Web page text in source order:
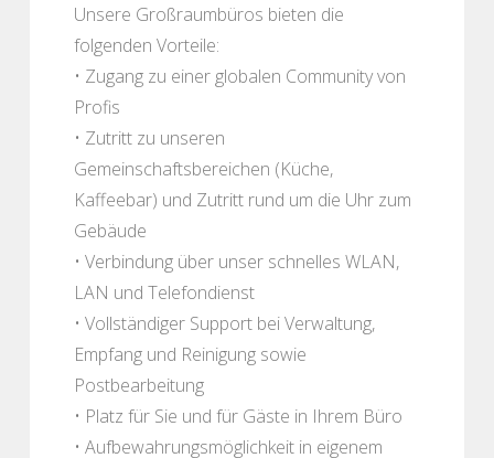
Unsere Großraumbüros bieten die
folgenden Vorteile:
• Zugang zu einer globalen Community von
Profis
• Zutritt zu unseren
Gemeinschaftsbereichen (Küche,
Kaffeebar) und Zutritt rund um die Uhr zum
Gebäude
• Verbindung über unser schnelles WLAN,
LAN und Telefondienst
• Vollständiger Support bei Verwaltung,
Empfang und Reinigung sowie
Postbearbeitung
• Platz für Sie und für Gäste in Ihrem Büro
• Aufbewahrungsmöglichkeit in eigenem